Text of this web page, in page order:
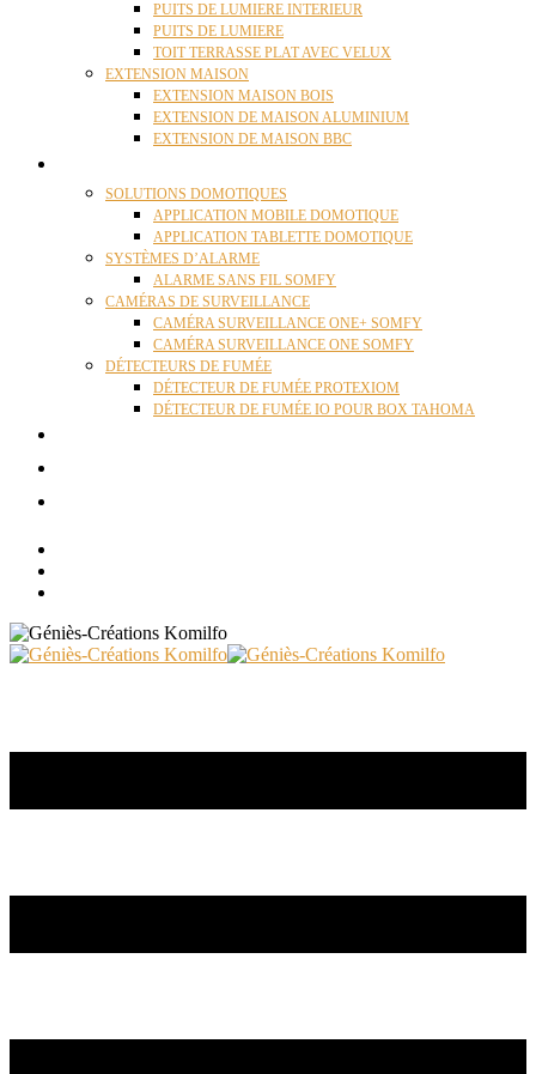
PUITS DE LUMIERE INTERIEUR
PUITS DE LUMIERE
TOIT TERRASSE PLAT AVEC VELUX
EXTENSION MAISON
EXTENSION MAISON BOIS
EXTENSION DE MAISON ALUMINIUM
EXTENSION DE MAISON BBC
SOLUTIONS DOMOTIQUES
APPLICATION MOBILE DOMOTIQUE
APPLICATION TABLETTE DOMOTIQUE
SYSTÈMES D’ALARME
ALARME SANS FIL SOMFY
CAMÉRAS DE SURVEILLANCE
CAMÉRA SURVEILLANCE ONE+ SOMFY
CAMÉRA SURVEILLANCE ONE SOMFY
DÉTECTEURS DE FUMÉE
DÉTECTEUR DE FUMÉE PROTEXIOM
DÉTECTEUR DE FUMÉE IO POUR BOX TAHOMA